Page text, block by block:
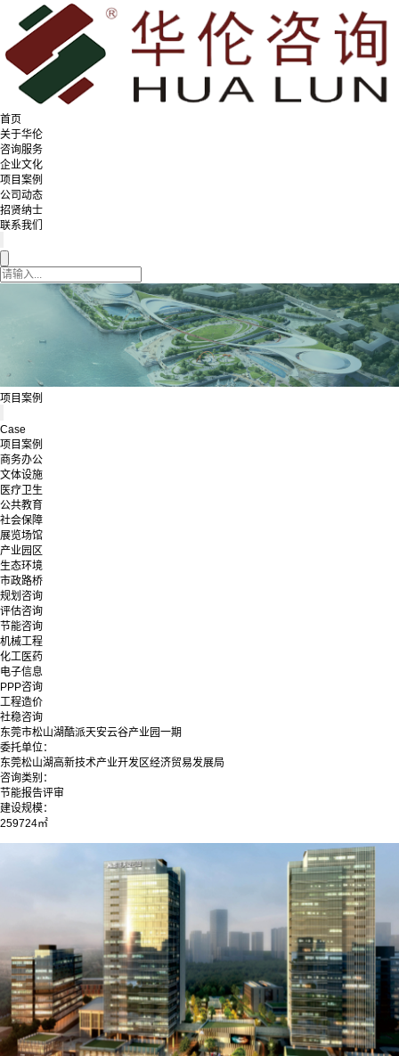
首页
关于华伦
咨询服务
企业文化
项目案例
公司动态
招贤纳士
联系我们
项目案例
Case
项目案例
商务办公
文体设施
医疗卫生
公共教育
社会保障
展览场馆
产业园区
生态环境
市政路桥
规划咨询
评估咨询
节能咨询
机械工程
化工医药
电子信息
PPP咨询
工程造价
社稳咨询
东莞市松山湖酷派天安云谷产业园一期
委托单位：
东莞松山湖高新技术产业开发区经济贸易发展局
咨询类别：
节能报告评审
建设规模：
259724㎡